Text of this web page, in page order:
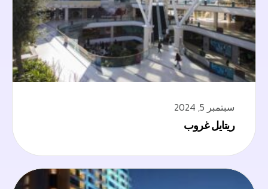
سبتمبر 5, 2024
ريتايل غروب